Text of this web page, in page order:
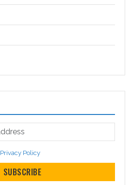
Privacy Policy
SUBSCRIBE